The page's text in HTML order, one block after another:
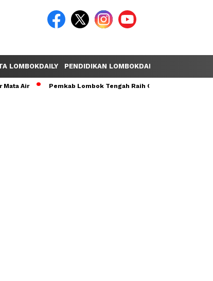
LOMBOKDAILY PENDIDIKAN LOMBOKDAILY
Pemkab Lombok Tengah Raih Opini WTP Ke-14 Secara